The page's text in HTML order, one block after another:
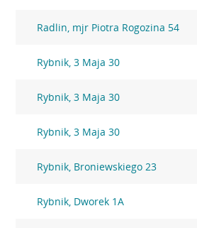
Radlin, mjr Piotra Rogozina 54
Rybnik, 3 Maja 30
Rybnik, 3 Maja 30
Rybnik, 3 Maja 30
Rybnik, Broniewskiego 23
Rybnik, Dworek 1A